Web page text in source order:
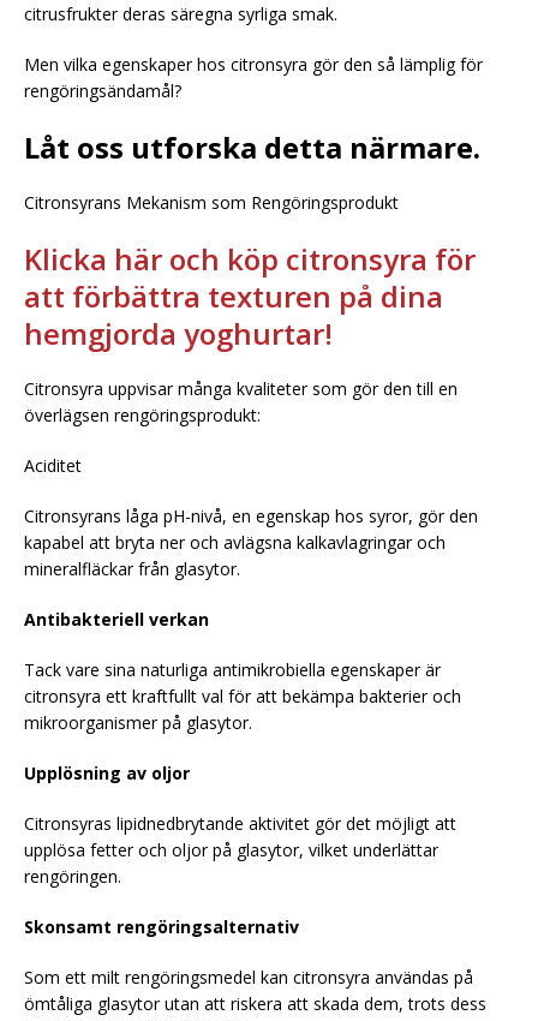
citrusfrukter deras säregna syrliga smak.
Men vilka egenskaper hos citronsyra gör den så lämplig för
rengöringsändamål?
Låt oss utforska detta närmare.
Citronsyrans Mekanism som Rengöringsprodukt
Klicka här och köp citronsyra för
att förbättra texturen på dina
hemgjorda yoghurtar!
Citronsyra uppvisar många kvaliteter som gör den till en
överlägsen rengöringsprodukt:
Aciditet
Citronsyrans låga pH-nivå, en egenskap hos syror, gör den
kapabel att bryta ner och avlägsna kalkavlagringar och
mineralfläckar från glasytor.
Antibakteriell verkan
Tack vare sina naturliga antimikrobiella egenskaper är
citronsyra ett kraftfullt val för att bekämpa bakterier och
mikroorganismer på glasytor.
Upplösning av oljor
Citronsyras lipidnedbrytande aktivitet gör det möjligt att
upplösa fetter och oljor på glasytor, vilket underlättar
rengöringen.
Skonsamt rengöringsalternativ
Som ett milt rengöringsmedel kan citronsyra användas på
ömtåliga glasytor utan att riskera att skada dem, trots dess